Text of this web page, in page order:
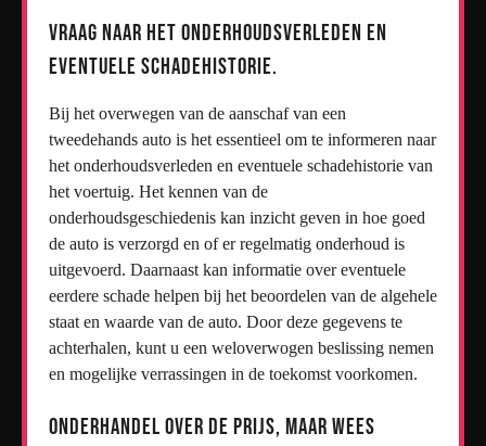
Vraag naar het onderhoudsverleden en
eventuele schadehistorie.
Bij het overwegen van de aanschaf van een
tweedehands auto is het essentieel om te informeren naar
het onderhoudsverleden en eventuele schadehistorie van
het voertuig. Het kennen van de
onderhoudsgeschiedenis kan inzicht geven in hoe goed
de auto is verzorgd en of er regelmatig onderhoud is
uitgevoerd. Daarnaast kan informatie over eventuele
eerdere schade helpen bij het beoordelen van de algehele
staat en waarde van de auto. Door deze gegevens te
achterhalen, kunt u een weloverwogen beslissing nemen
en mogelijke verrassingen in de toekomst voorkomen.
Onderhandel over de prijs, maar wees